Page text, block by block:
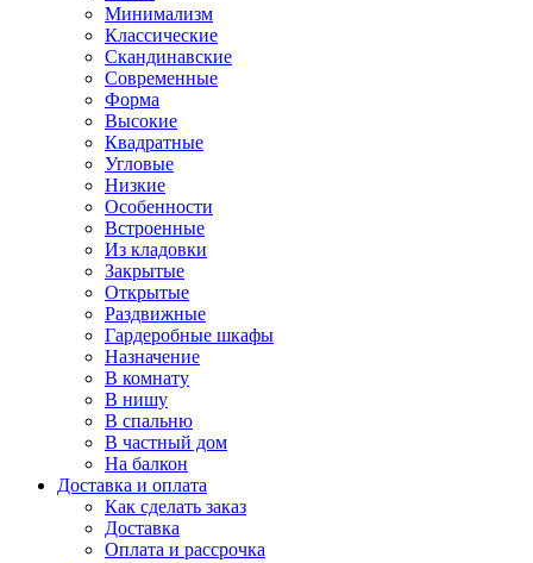
Минимализм
Классические
Скандинавские
Современные
Форма
Высокие
Квадратные
Угловые
Низкие
Особенности
Встроенные
Из кладовки
Закрытые
Открытые
Раздвижные
Гардеробные шкафы
Назначение
В комнату
В нишу
В спальню
В частный дом
На балкон
Доставка и оплата
Как сделать заказ
Доставка
Оплата и рассрочка